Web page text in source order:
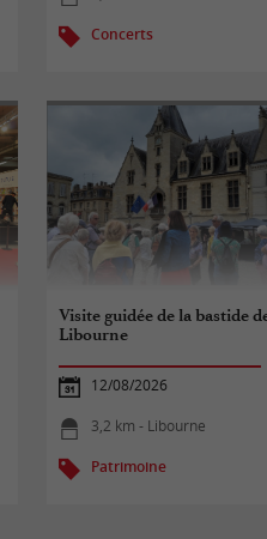
Concerts
Visite guidée de la bastide
Libourne
12/08/2026
3,2 km - Libourne
Patrimoine